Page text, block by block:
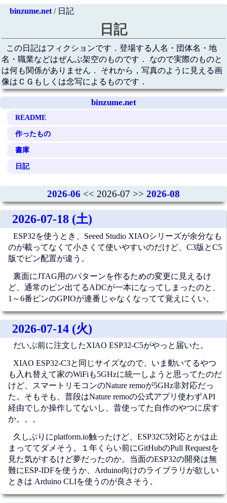
binzume.net/ 日記
日記
この日記はフィクションです．登場する人名・団体名・地
名・職業などはぜんぶ架空のものです． なので実際のものと
は何も関係がありません． それから，写真のように見える画
像はＣＧもしくは念写によるものです．
binzume.net
README
作ったもの
書庫
日記
2026-06 << 2026-07 >> 2026-08
2026-07-18 (土)
ESP32を使うとき、Seeed Studio XIAOシリーズが余分なも
のが載ってなくて小さくて使いやすいのだけど、C3版とC5
版でピン配置が違う。
裏面にJTAG用のパターンを作るための変更に見えるけ
ど、通常のピン出てるADCが一本になってしまったのと、
1～6番ピンのGPIOが連番じゃなくなってて覚えにくい。
2026-07-14 (火)
だいぶ前に注文したXIAO ESP32-C5がやっと届いた。
XIAO ESP32-C3と同じサイズなので、いま動いてるやつ
も入れ替えて家のWiFiも5GHzに統一しようと思ってたのだ
けど、スマートリモコンのNature remoが5GHz非対応だっ
た。そもそも、普段はNature remoの公式アプリ使わずAPI
経由でしか操作してないし、昔使ってた自作のやつに戻す
か。。。
久しぶりにplatform.io触ったけど、ESP32C5対応とかは止
まっててダメそう。１年くらい前にGitHubのPull Requestを
見た気がするけど夢だったのか。当面のESP32の開発は無
難にESP-IDFを使うか、Arduino向けのライブラリが欲しい
ときは Arduino CLIを使うのが良さそう。